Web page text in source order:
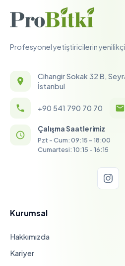
Profesyonel yetiştiricilerin yenilikçi
Cihangir Sokak 32 B,
İstanbul
+90 541 790 70 70
Çalışma Saatlerimiz
Pzt - Cum: 09:15 - 18:00
Cumartesi: 10:15 - 16:15
Kurumsal
Hakkımızda
Kariyer